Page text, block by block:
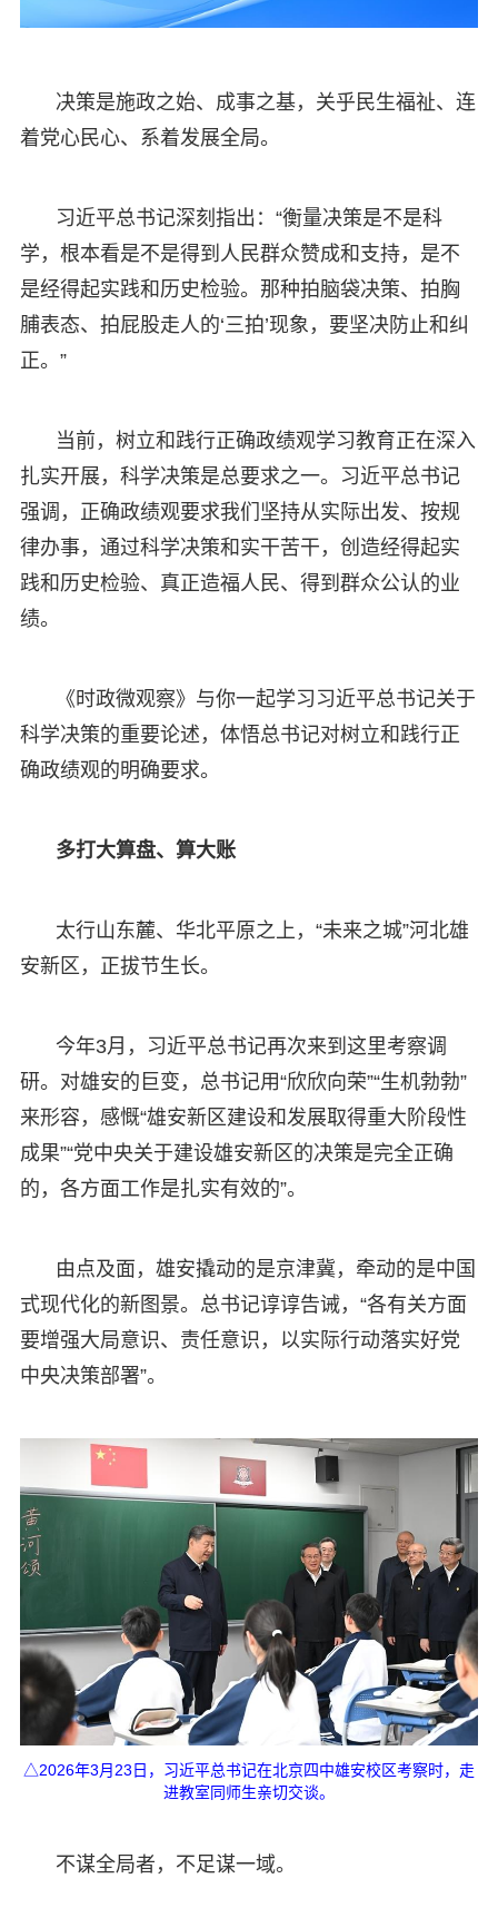
决策是施政之始、成事之基，关乎民生福祉、连
着党心民心、系着发展全局。
习近平总书记深刻指出：“衡量决策是不是科
学，根本看是不是得到人民群众赞成和支持，是不
是经得起实践和历史检验。那种拍脑袋决策、拍胸
脯表态、拍屁股走人的‘三拍’现象，要坚决防止和纠
正。”
当前，树立和践行正确政绩观学习教育正在深入
扎实开展，科学决策是总要求之一。习近平总书记
强调，正确政绩观要求我们坚持从实际出发、按规
律办事，通过科学决策和实干苦干，创造经得起实
践和历史检验、真正造福人民、得到群众公认的业
绩。
《时政微观察》与你一起学习习近平总书记关于
科学决策的重要论述，体悟总书记对树立和践行正
确政绩观的明确要求。
多打大算盘、算大账
太行山东麓、华北平原之上，“未来之城”河北雄
安新区，正拔节生长。
今年3月，习近平总书记再次来到这里考察调
研。对雄安的巨变，总书记用“欣欣向荣”“生机勃勃”
来形容，感慨“雄安新区建设和发展取得重大阶段性
成果”“党中央关于建设雄安新区的决策是完全正确
的，各方面工作是扎实有效的”。
由点及面，雄安撬动的是京津冀，牵动的是中国
式现代化的新图景。总书记谆谆告诫，“各有关方面
要增强大局意识、责任意识，以实际行动落实好党
中央决策部署”。
△2026年3月23日，习近平总书记在北京四中雄安校区考察时，走
进教室同师生亲切交谈。
不谋全局者，不足谋一域。